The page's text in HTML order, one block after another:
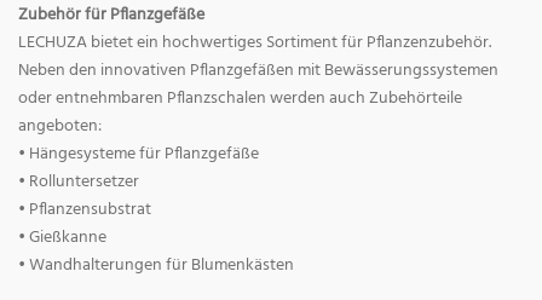
Zubehör für Pflanzgefäße
LECHUZA bietet ein hochwertiges Sortiment für Pflanzenzubehör.
Neben den innovativen Pflanzgefäßen mit Bewässerungssystemen
oder entnehmbaren Pflanzschalen werden auch Zubehörteile
angeboten:
• Hängesysteme für Pflanzgefäße
• Rolluntersetzer
• Pflanzensubstrat
• Gießkanne
• Wandhalterungen für Blumenkästen